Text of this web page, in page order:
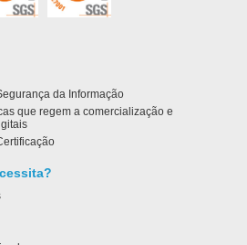
da Informação
que regem a comercialização e